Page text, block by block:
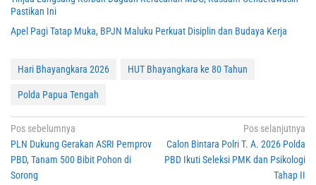
Pastikan Ini
Apel Pagi Tatap Muka, BPJN Maluku Perkuat Disiplin dan Budaya Kerja
Hari Bhayangkara 2026 HUT Bhayangkara ke 80 Tahun
Polda Papua Tengah
Navigasi
pos
Pos sebelumnya
PLN Dukung Gerakan ASRI Pemprov
PBD, Tanam 500 Bibit Pohon di
Sorong
Pos selanjutnya
Calon Bintara Polri T. A. 2026 Polda
PBD Ikuti Seleksi PMK dan Psikologi
Tahap II